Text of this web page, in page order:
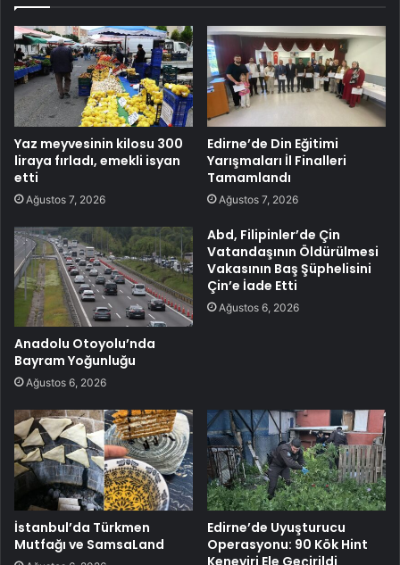
Yaz meyvesinin kilosu 300
liraya fırladı, emekli isyan
etti
Ağustos 7, 2026
Edirne’de Din Eğitimi
Yarışmaları İl Finalleri
Tamamlandı
Ağustos 7, 2026
Anadolu Otoyolu’nda
Bayram Yoğunluğu
Ağustos 6, 2026
Abd, Filipinler’de Çin
Vatandaşının Öldürülmesi
Vakasının Baş Şüphelisini
Çin’e İade Etti
Ağustos 6, 2026
İstanbul’da Türkmen
Mutfağı ve SamsaLand
Edirne’de Uyuşturucu
Operasyonu: 90 Kök Hint